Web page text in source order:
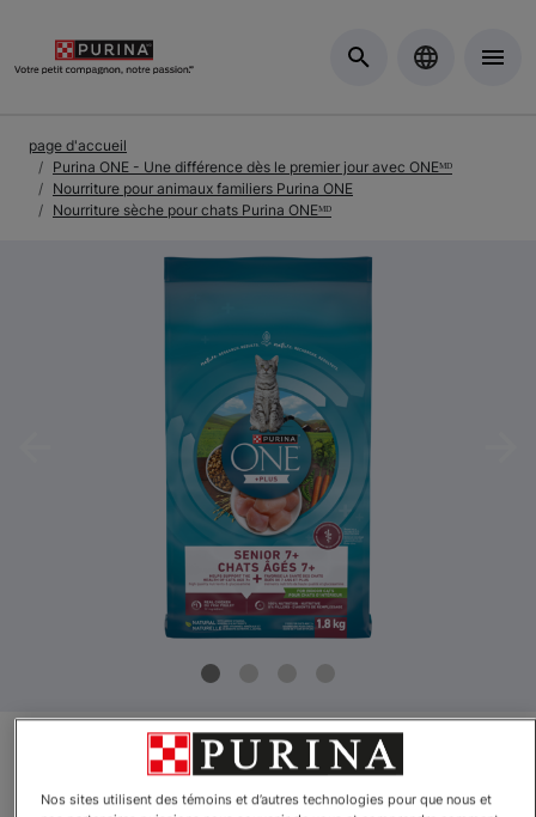
page d'accueil
Purina ONE - Une différence dès le premier jour avec ONEᴹᴰ
Nourriture pour animaux familiers Purina ONE
Nourriture sèche pour chats Purina ONEᴹᴰ
Modification de la formule
Nos sites utilisent des témoins et d’autres technologies pour que nous et